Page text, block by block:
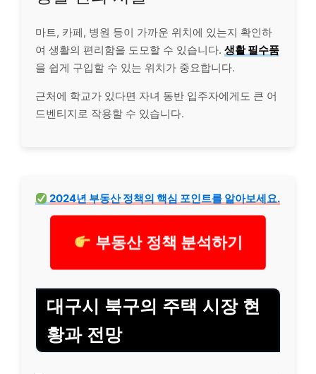
마트, 카페, 병원 등이 가까운 위치에 있는지 확인하
여 생활의 편리함을 도모할 수 있습니다. 생활 필수품
을 쉽게 구입할 수 있는 위치가 중요합니다.
근처에 학교가 있다면 자녀 동반 입주자에게도 큰 어
드벤티지로 작용할 수 있습니다.
2024년 부동산 정책의 핵심 포인트를 알아보세요.
부동산 정책 분석하기
대구시 북구의 주택 시장 현
황과 전망